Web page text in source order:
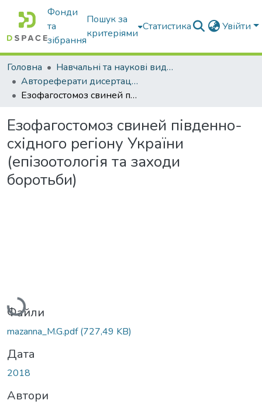
Фонди
та
зібрання
Пошук за
критеріями
Статистика Увійти
Головна
Навчальні та наукові видання
Автореферати дисертацій та дисертації
Езофагостомоз свиней південно-східного регіону України (епізоотологія та заходи боротьби)
Езофагостомоз свиней південно-
східного регіону України
(епізоотологія та заходи
боротьби)
Вантажиться...
Файли
mazanna_M.G.pdf(727,49 KB)
Дата
2018
Автори